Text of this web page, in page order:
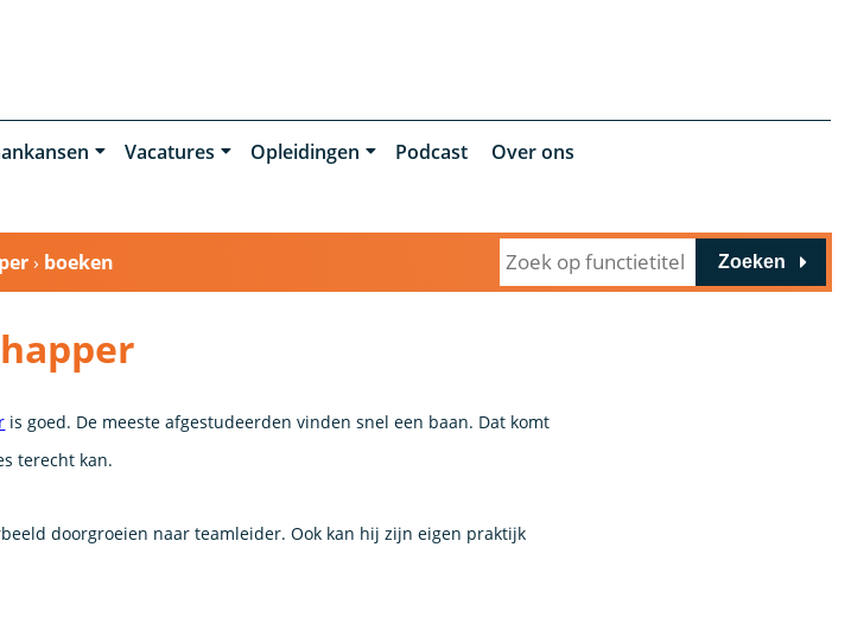
Vacatures Opleidingen Podcast
Over ons
› boeken Zoeken
is goed. De meeste afgestudeerden vinden snel een baan. Dat komt
terecht kan.
doorgroeien naar teamleider. Ook kan hij zijn eigen praktijk